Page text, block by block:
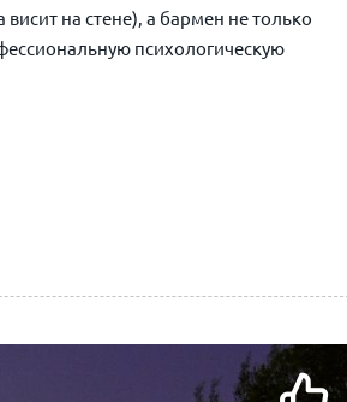
на стене), а бармен не только
психологическую